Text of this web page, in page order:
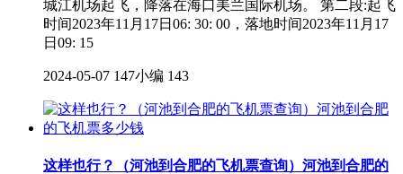
城江机场起飞，降落在海口美兰国际机场。 第二段:起飞
时间2023年11月17日06: 30: 00，落地时间2023年11月17
日09: 15
2024-05-07 147小编 143
这样也行？（河池到合肥的飞机票查询）河池到合肥的